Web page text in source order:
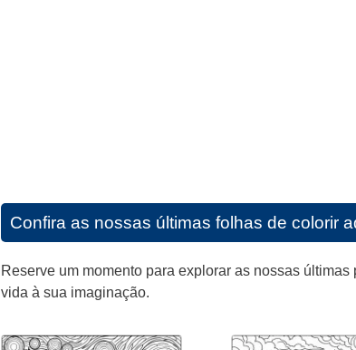
Confira as nossas últimas folhas de colorir
Reserve um momento para explorar as nossas
vida à sua imaginação.